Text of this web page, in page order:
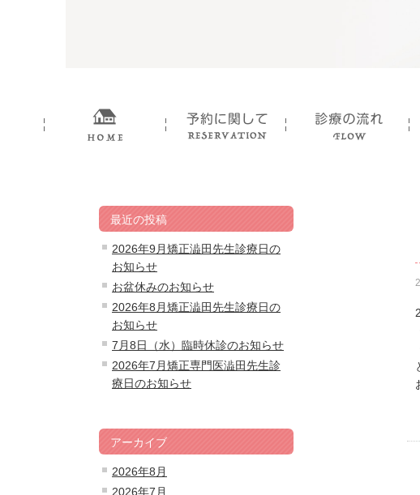
最近の投稿
2026年9月矯正澁田先生診療日の
お知らせ
お盆休みのお知らせ
2026年8月矯正澁田先生診療日の
お知らせ
7月8日（水）臨時休診のお知らせ
2026年7月矯正専門医澁田先生診
療日のお知らせ
アーカイブ
2026年8月
2026年7月